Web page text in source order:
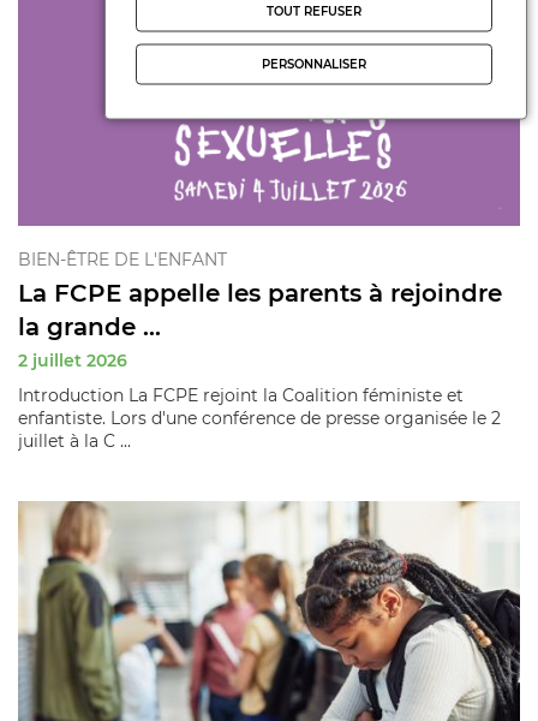
BIEN-ÊTRE DE L'ENFANT
La FCPE appelle les parents à rejoindre
la grande ...
2 juillet 2026
Introduction La FCPE rejoint la Coalition féministe et
enfantiste. Lors d'une conférence de presse organisée le 2
juillet à la C ...
TOUT REFUSER
PERSONNALISER